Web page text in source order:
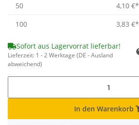
50
4,10 €*
100
3,83 €*
Sofort aus Lagervorrat lieferbar!
Lieferzeit: 1 - 2 Werktage (DE - Ausland
abweichend)
In den Warenkorb